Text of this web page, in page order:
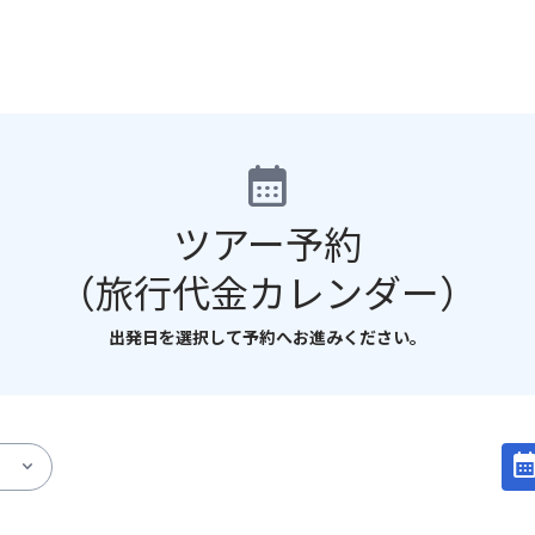
calendar_month
ツアー予約
（旅行代金カレンダー）
出発日を選択して予約へお進みください。
expand_more calendar_month